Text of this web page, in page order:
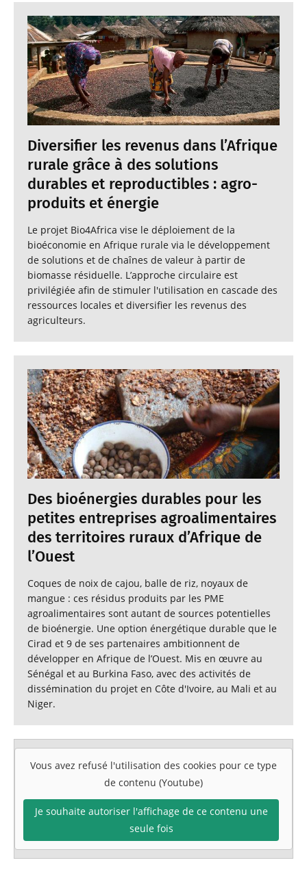
Diversifier les revenus dans l’Afrique
rurale grâce à des solutions
durables et reproductibles : agro-
produits et énergie
Le projet Bio4Africa vise le déploiement de la
bioéconomie en Afrique rurale via le développement
de solutions et de chaînes de valeur à partir de
biomasse résiduelle. L’approche circulaire est
privilégiée afin de stimuler l'utilisation en cascade des
ressources locales et diversifier les revenus des
agriculteurs.
Des bioénergies durables pour les
petites entreprises agroalimentaires
des territoires ruraux d’Afrique de
l’Ouest
Coques de noix de cajou, balle de riz, noyaux de
mangue : ces résidus produits par les PME
agroalimentaires sont autant de sources potentielles
de bioénergie. Une option énergétique durable que le
Cirad et 9 de ses partenaires ambitionnent de
développer en Afrique de l’Ouest. Mis en œuvre au
Sénégal et au Burkina Faso, avec des activités de
dissémination du projet en Côte d'Ivoire, au Mali et au
Niger.
Vous avez refusé l'utilisation des cookies pour ce type
de contenu (Youtube)
Je souhaite autoriser l'affichage de ce contenu une
seule fois